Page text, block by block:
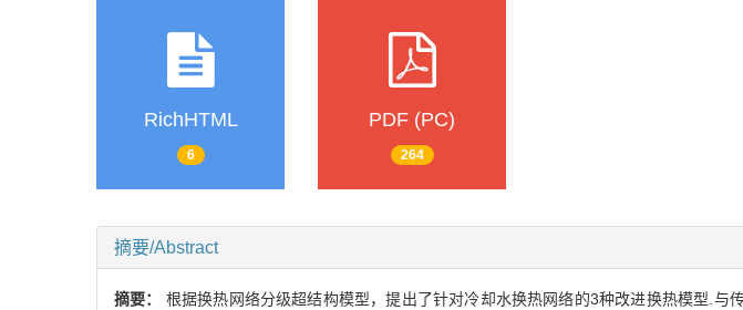
RichHTML
6
PDF (PC)
264
摘要/Abstract
摘要： 根据换热网络分级超结构模型，提出了针对冷却水换热网络的3种改进换热模型.